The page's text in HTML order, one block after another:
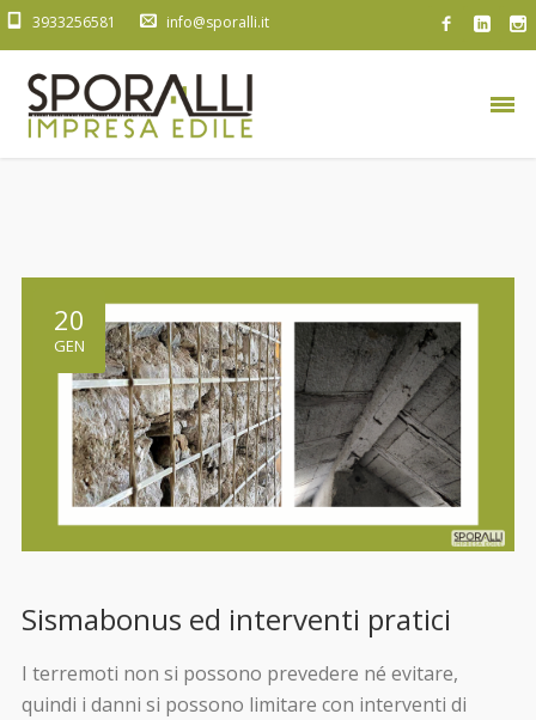
3933256581 info@sporalli.it
20
GEN
Sismabonus ed interventi pratici
I terremoti non si possono prevedere né evitare,
quindi i danni si possono limitare con interventi di